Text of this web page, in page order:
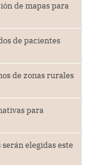
de mapas para
de pacientes
de zonas rurales
para
elegidas este